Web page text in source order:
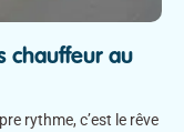
chauffeur au
rythme, c’est le rêve